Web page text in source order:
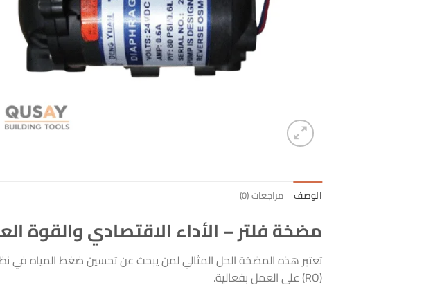
الوصف مراجعات (0)
مضخة فلتر – الأداء الاقتصادي والقوة
تعتبر هذه المضخة الحل المثالي لمن يبحث عن تحسين ضغط المياه في
(RO) على العمل بفعالية.